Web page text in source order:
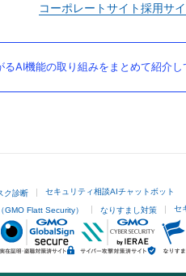
コーポレートサイト採用サ
AI機能の取り組みをまとめて紹介し
ク診断 セキュリティ相談AIチャットボット
GMO Flatt Security） なりすまし対策 セ